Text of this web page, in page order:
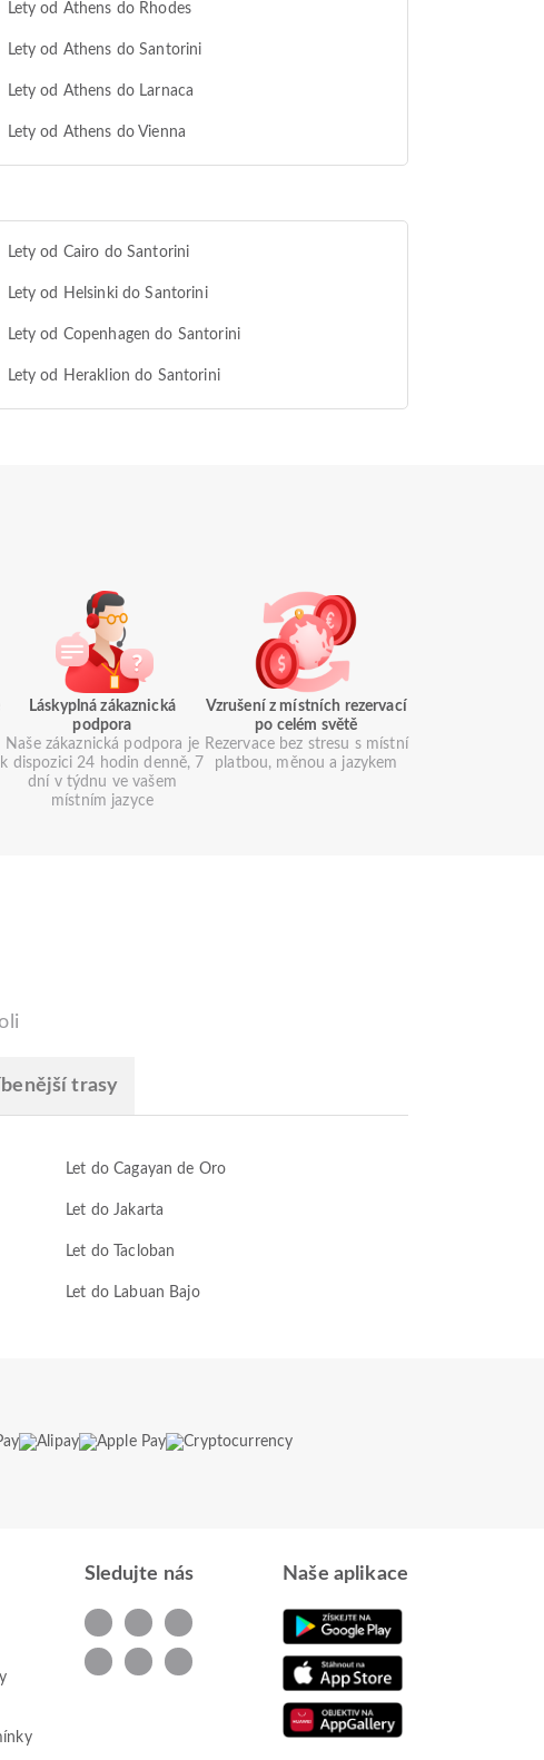
Lety od Athens do Rhodes
Lety od Athens do Santorini
Lety od Athens do Larnaca
Lety od Athens do Vienna
Lety od Cairo do Santorini
Lety od Helsinki do Santorini
Lety od Copenhagen do Santorini
Lety od Heraklion do Santorini
Láskyplná zákaznická
podpora
Naše zákaznická podpora je
k dispozici 24 hodin denně, 7
dní v týdnu ve vašem
místním jazyce
Vzrušení z místních rezervací
po celém světě
Rezervace bez stresu s místní
platbou, měnou a jazykem
trasy
Let do Cagayan de Oro
Let do Jakarta
Let do Tacloban
Let do Labuan Bajo
Sledujte nás Naše aplikace